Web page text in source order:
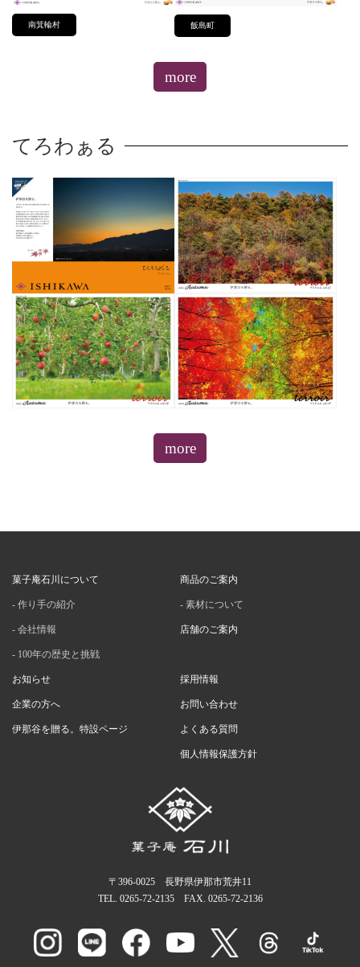
南箕輪村 飯島町
more
てろわぁる
more
菓子庵石川について
作り手の紹介
会社情報
100年の歴史と挑戦
商品のご案内
素材について
店舗のご案内
お知らせ
企業の方へ
伊那谷を贈る。特設ページ
採用情報
お問い合わせ
よくある質問
個人情報保護方針
〒396-0025 長野県伊那市荒井11
TEL. 0265-72-2135FAX. 0265-72-2136